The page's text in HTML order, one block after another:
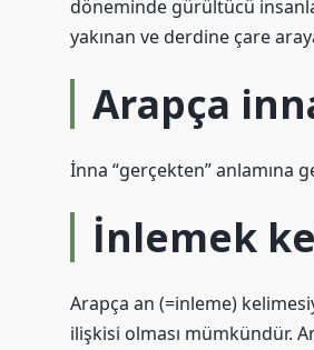
döneminde gürültücü
yakınan ve derdine çare
Arapça
İnna “gerçekten” anlamına
İnlemek
Arapça an (=inleme)
ilişkisi olması mümkündür.